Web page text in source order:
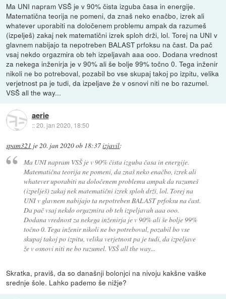
Ma UNI napram VSŠ je v 90% čista izguba časa in energije.
Matematična teorija ne pomeni, da znaš neko enačbo, izrek ali
whatever uporabiti na določenem problemu ampak da razumeš
(izpelješ) zakaj nek matematični izrek sploh drži, lol. Torej na UNI v
glavnem nabijajo ta nepotreben BALAST prfoksu na čast. Da pač
vsaj nekdo orgazmira ob teh izpeljavah aaa ooo. Dodana vrednost
za nekega inženirja je v 90% ali še bolje 99% točno 0. Tega inženir
nikoli ne bo potreboval, pozabil bo vse skupaj takoj po izpitu, velika
verjetnost pa je tudi, da izpeljave že v osnovi niti ne bo razumel.
VSŠ all the way...
aerie
::20. jan 2020, 18:50
spam321 je20. jan 2020 ob 18:37izjavil:
Ma UNI napram VSŠ je v 90% čista izguba časa in energije.
Matematična teorija ne pomeni, da znaš neko enačbo, izrek ali
whatever uporabiti na določenem problemu ampak da razumeš
(izpelješ) zakaj nek matematični izrek sploh drži, lol. Torej na
UNI v glavnem nabijajo ta nepotreben BALAST prfoksu na čast.
Da pač vsaj nekdo orgazmira ob teh izpeljavah aaa ooo.
Dodana vrednost za nekega inženirja je v 90% ali še bolje 99%
točno 0. Tega inženir nikoli ne bo potreboval, pozabil bo vse
skupaj takoj po izpitu, velika verjetnost pa je tudi, da izpeljave
že v osnovi niti ne bo razumel. VSŠ all the way...
Skratka, praviš, da so današnji bolonjci na nivoju kakšne vaške
srednje šole. Lahko pademo še nižje?